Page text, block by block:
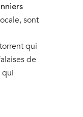
sont
qui
de
qui